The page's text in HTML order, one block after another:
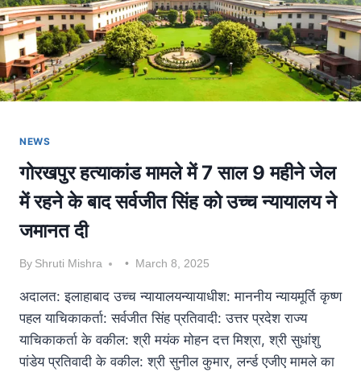
NEWS
गोरखपुर हत्याकांड मामले में 7 साल 9 महीने जेल
में रहने के बाद सर्वजीत सिंह को उच्च न्यायालय ने
जमानत दी
By Shruti Mishra March 8, 2025
अदालत: इलाहाबाद उच्च न्यायालयन्यायाधीश: माननीय न्यायमूर्ति कृष्ण
पहल याचिकाकर्ता: सर्वजीत सिंह प्रतिवादी: उत्तर प्रदेश राज्य
याचिकाकर्ता के वकील: श्री मयंक मोहन दत्त मिश्रा, श्री सुधांशु
पांडेय प्रतिवादी के वकील: श्री सुनील कुमार, लर्न्ड एजीए मामले का